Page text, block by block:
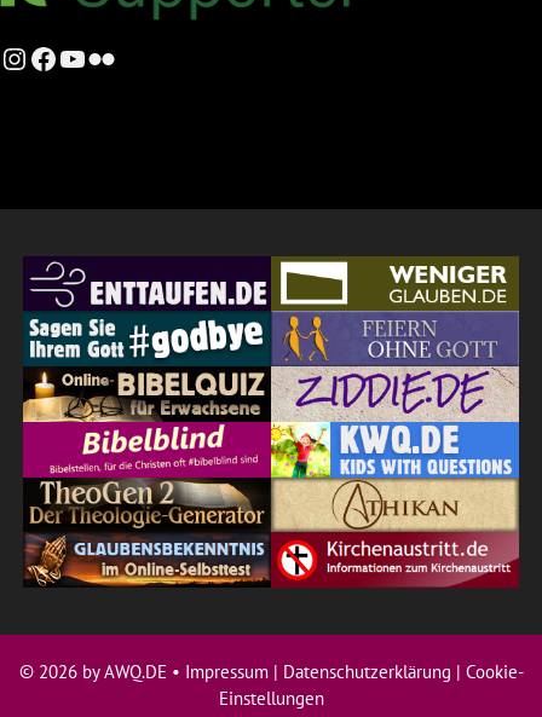
Instagram
Facebook
YouTube
Flickr
© 2026 by AWQ.DE • Impressum| Datenschutzerklärung | Cookie-
Einstellungen